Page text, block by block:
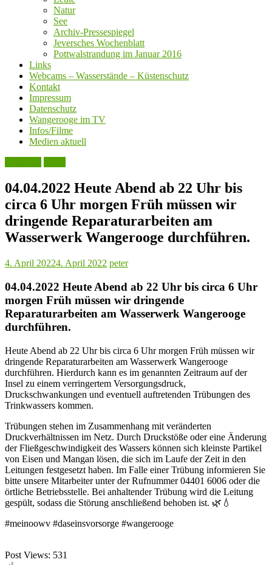
Natur
See
Archiv-Pressespiegel
Jeversches Wochenblatt
Pottwalstrandung im Januar 2016
Links
Webcams – Wasserstände – Küstenschutz
Kontakt
Impressum
Datenschutz
Wangerooge im TV
Infos/Filme
Medien aktuell
04.04.2022 Heute Abend ab 22 Uhr bis
circa 6 Uhr morgen Früh müssen wir
dringende Reparaturarbeiten am
Wasserwerk Wangerooge durchführen.
4. April 20224. April 2022 peter
04.04.2022 Heute Abend ab 22 Uhr bis circa 6 Uhr
morgen Früh müssen wir dringende
Reparaturarbeiten am Wasserwerk Wangerooge
durchführen.
Heute Abend ab 22 Uhr bis circa 6 Uhr morgen Früh müssen wir
dringende Reparaturarbeiten am Wasserwerk Wangerooge
durchführen. Hierdurch kann es im genannten Zeitraum auf der
Insel zu einem verringertem Versorgungsdruck,
Druckschwankungen und eventuell auftretenden Trübungen des
Trinkwassers kommen.
Trübungen stehen im Zusammenhang mit veränderten
Druckverhältnissen im Netz. Durch Druckstöße oder eine Änderung
der Fließgeschwindigkeit des Wassers können sich kleinste Partikel
von Eisen und Mangan lösen, die sich im Laufe der Zeit in den
Leitungen festgesetzt haben. Im Falle einer Trübung informieren Sie
bitte unsere Mitarbeiter unter der Rufnummer 04401 6006 oder die
örtliche Betriebsstelle. Bei anhaltender Trübung wird die Leitung
gespült, sodass die Störung anschließend behoben ist. 🌿💧
#meinoowv #daseinsvorsorge #wangerooge
Post Views: 531